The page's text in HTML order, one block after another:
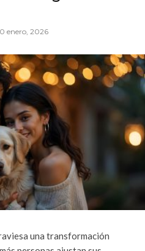
enero, 2026
una transformación